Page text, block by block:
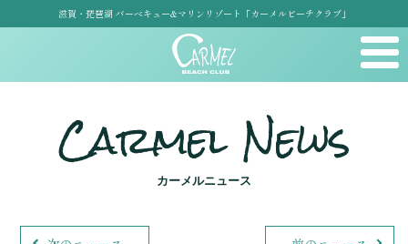
滋賀・琵琶湖 バーベキュー&マリンリゾート「カーメルビーチクラブ」
Carmel News
カーメルニュース